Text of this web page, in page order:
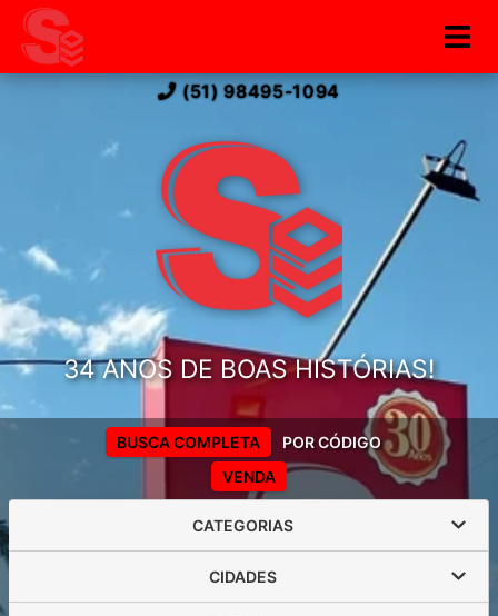
(51) 98495-1094
34 ANOS DE BOAS HISTÓRIAS!
VENDA
BUSCA COMPLETA POR CÓDIGO
CATEGORIAS
CIDADES